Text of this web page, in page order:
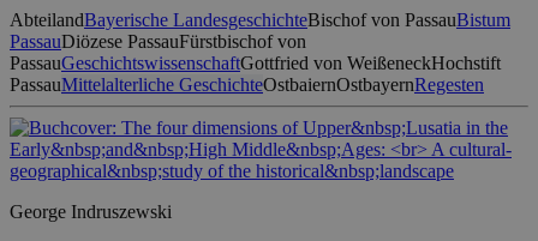
AbteilandBayerische LandesgeschichteBischof von PassauBistum
PassauDiözese PassauFürstbischof von
PassauGeschichtswissenschaftGottfried von WeißeneckHochstift
PassauMittelalterliche GeschichteOstbaiernOstbayernRegesten
George Indruszewski